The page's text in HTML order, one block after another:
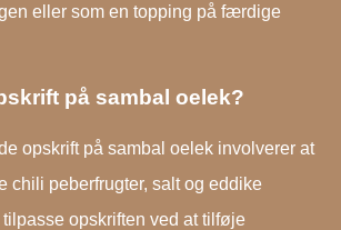
eller som en topping på færdige
på sambal oelek?
opskrift på sambal oelek involverer at
chili peberfrugter, salt og eddike
opskriften ved at tilføje